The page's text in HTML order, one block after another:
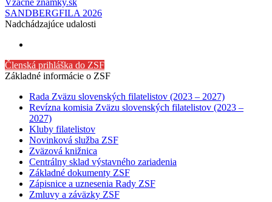
Vzácne známky.sk
SANDBERGFILA 2026
Nadchádzajúce udalosti
Členská prihláška do ZSF
Základné informácie o ZSF
Rada Zväzu slovenských filatelistov (2023 – 2027)
Revízna komisia Zväzu slovenských filatelistov (2023 –
2027)
Kluby filatelistov
Novinková služba ZSF
Zväzová knižnica
Centrálny sklad výstavného zariadenia
Základné dokumenty ZSF
Zápisnice a uznesenia Rady ZSF
Zmluvy a záväzky ZSF